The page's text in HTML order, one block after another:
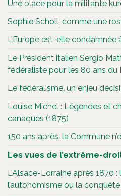
Une place pour la militante
Sophie Scholl, comme une
L’Europe est-elle
Le Président italien Sergio
fédéraliste pour les 80 ans
Le fédéralisme, un enjeu
Louise Michel : Légendes et
canaques (1875)
150 ans après, la Commune
Les vues de l’extrême-
L’Alsace-Lorraine après 1870 :
l’autonomisme ou la